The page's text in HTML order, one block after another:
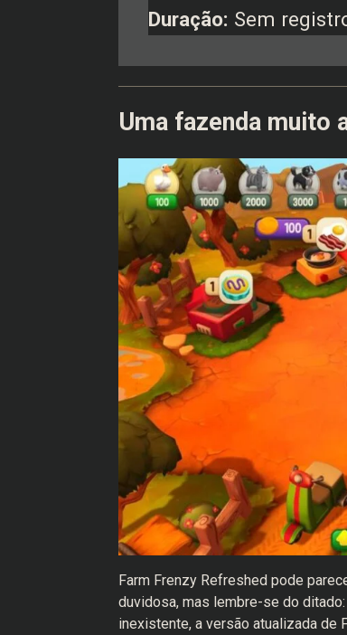
Duração: Sem
Uma fazenda muito
Farm Frenzy Refreshed pode
duvidosa, mas lembre-se do
inexistente, a versão atualizada de